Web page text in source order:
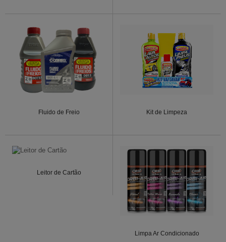
Fluido de Freio Kit de Limpeza
Leitor de Cartão
Limpa Ar Condicionado